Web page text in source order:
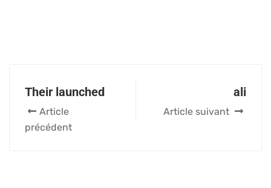
Their launched
Article
précédent
ali
Article suivant